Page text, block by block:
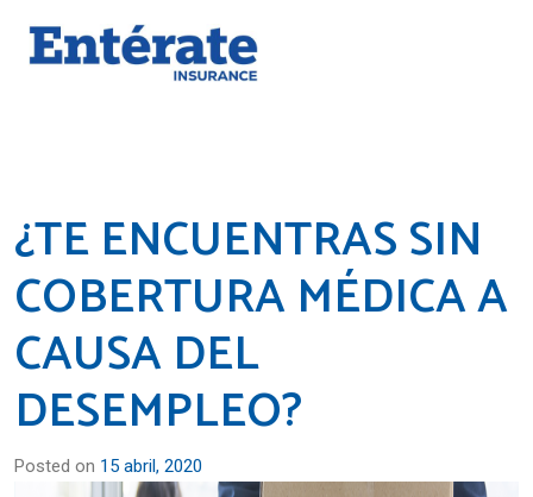
¿TE ENCUENTRAS SIN
COBERTURA MÉDICA A
CAUSA DEL
DESEMPLEO?
Posted on 15 abril, 2020